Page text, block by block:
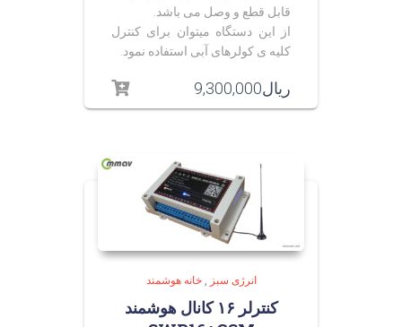
قابل قطع و وصل می باشد.
از این دستگاه میتوان برای کنترل
کلیه ی کولرهای آبی استفاده نمود.
ریال9,300,000
انرژی سبز ,خانه هوشمند
کنترلر ۱۶ کانال هوشمند